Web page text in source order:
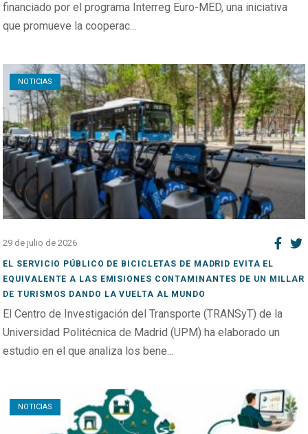
financiado por el programa Interreg Euro-MED, una iniciativa
que promueve la cooperac...
NOTICIAS
Open post
29 de julio de 2026
EL SERVICIO PÚBLICO DE BICICLETAS DE MADRID EVITA EL
EQUIVALENTE A LAS EMISIONES CONTAMINANTES DE UN MILLAR
DE TURISMOS DANDO LA VUELTA AL MUNDO
El Centro de Investigación del Transporte (TRANSyT) de la
Universidad Politécnica de Madrid (UPM) ha elaborado un
estudio en el que analiza los bene...
NOTICIAS